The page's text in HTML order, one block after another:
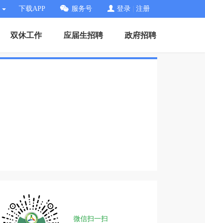
下载APP 服务号 登录 注册
双休工作 应届生招聘 政府招聘
微信扫一扫